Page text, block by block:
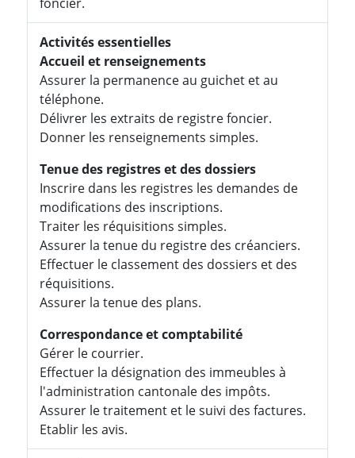
Activités essentielles
Accueil et renseignements
Assurer la permanence au guichet et au
téléphone.
Délivrer les extraits de registre foncier.
Donner les renseignements simples.
Tenue des registres et des dossiers
Inscrire dans les registres les demandes de
modifications des inscriptions.
Traiter les réquisitions simples.
Assurer la tenue du registre des créanciers.
Effectuer le classement des dossiers et des
réquisitions.
Assurer la tenue des plans.
Correspondance et comptabilité
Gérer le courrier.
Effectuer la désignation des immeubles à
l'administration cantonale des impôts.
Assurer le traitement et le suivi des factures.
Etablir les avis.